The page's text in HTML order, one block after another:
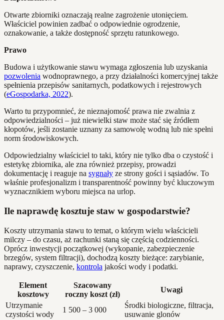
Otwarte zbiorniki oznaczają realne zagrożenie utonięciem.
Właściciel powinien zadbać o odpowiednie ogrodzenie,
oznakowanie, a także dostępność sprzętu ratunkowego.
Prawo
Budowa i użytkowanie stawu wymaga zgłoszenia lub uzyskania
pozwolenia wodnoprawnego, a przy działalności komercyjnej także
spełnienia przepisów sanitarnych, podatkowych i rejestrowych
(eGospodarka, 2022).
Warto tu przypomnieć, że nieznajomość prawa nie zwalnia z
odpowiedzialności – już niewielki staw może stać się źródłem
kłopotów, jeśli zostanie uznany za samowolę wodną lub nie spełni
norm środowiskowych.
Odpowiedzialny właściciel to taki, który nie tylko dba o czystość i
estetykę zbiornika, ale zna również przepisy, prowadzi
dokumentację i reaguje na sygnały ze strony gości i sąsiadów. To
właśnie profesjonalizm i transparentność powinny być kluczowym
wyznacznikiem wyboru miejsca na urlop.
Ile naprawdę kosztuje staw w gospodarstwie?
Koszty utrzymania stawu to temat, o którym wielu właścicieli
milczy – do czasu, aż rachunki staną się częścią codzienności.
Oprócz inwestycji początkowej (wykopanie, zabezpieczenie
brzegów, system filtracji), dochodzą koszty bieżące: zarybianie,
naprawy, czyszczenie, kontrola jakości wody i podatki.
Element
kosztowy
Szacowany
roczny koszt (zł)
Uwagi
Utrzymanie
czystości wody
1 500 – 3 000
Środki biologiczne, filtracja,
usuwanie glonów